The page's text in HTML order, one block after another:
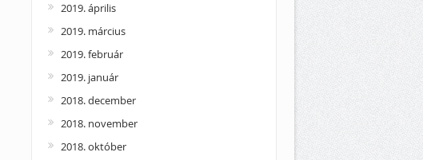
2019. április
2019. március
2019. február
2019. január
2018. december
2018. november
2018. október